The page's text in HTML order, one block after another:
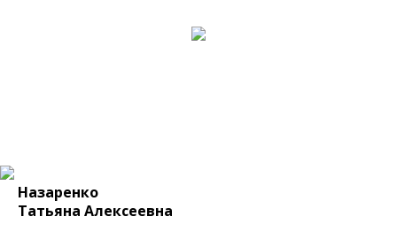
Назаренко
Татьяна Алексеевна